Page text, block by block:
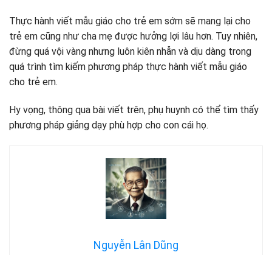
Thực hành viết mẫu giáo cho trẻ em sớm sẽ mang lại cho
trẻ em cũng như cha mẹ được hưởng lợi lâu hơn. Tuy nhiên,
đừng quá vội vàng nhưng luôn kiên nhẫn và dịu dàng trong
quá trình tìm kiếm phương pháp thực hành viết mẫu giáo
cho trẻ em.
Hy vọng, thông qua bài viết trên, phụ huynh có thể tìm thấy
phương pháp giảng dạy phù hợp cho con cái họ.
Nguyễn Lân Dũng